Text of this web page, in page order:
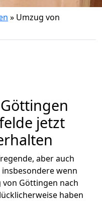
» Umzug von
jetzt
aber auch
insbesondere wenn
Göttingen nach
haben